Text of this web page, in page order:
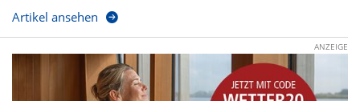
Artikel ansehen
ANZEIGE